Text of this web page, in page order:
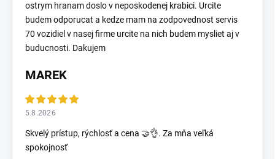
ostrym hranam doslo v neposkodenej krabici. Urcite
budem odporucat a kedze mam na zodpovednost servis
70 vozidiel v nasej firme urcite na nich budem mysliet aj v
buducnosti. Dakujem
MAREK
5.8.2026
Skvelý prístup, rýchlosť a cena 🤝👌. Za mňa veľká
spokojnosť